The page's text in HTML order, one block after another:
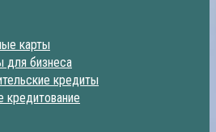
карты
для бизнеса
кредиты
кредитование